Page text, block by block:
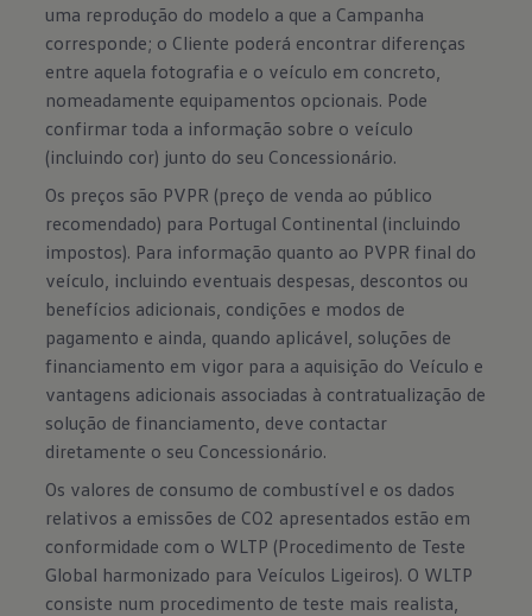
uma reprodução do modelo a que a Campanha
corresponde; o Cliente poderá encontrar diferenças
entre aquela fotografia e o veículo em concreto,
nomeadamente equipamentos opcionais. Pode
confirmar toda a informação sobre o veículo
(incluindo cor) junto do seu Concessionário.
Os preços são PVPR (preço de venda ao público
recomendado) para Portugal Continental (incluindo
impostos). Para informação quanto ao PVPR final do
veículo, incluindo eventuais despesas, descontos ou
benefícios adicionais, condições e modos de
pagamento e ainda, quando aplicável, soluções de
financiamento em vigor para a aquisição do Veículo e
vantagens adicionais associadas à contratualização de
solução de financiamento, deve contactar
diretamente o seu Concessionário.
Os valores de consumo de combustível e os dados
relativos a emissões de CO2 apresentados estão em
conformidade com o WLTP (Procedimento de Teste
Global harmonizado para Veículos Ligeiros). O WLTP
consiste num procedimento de teste mais realista,